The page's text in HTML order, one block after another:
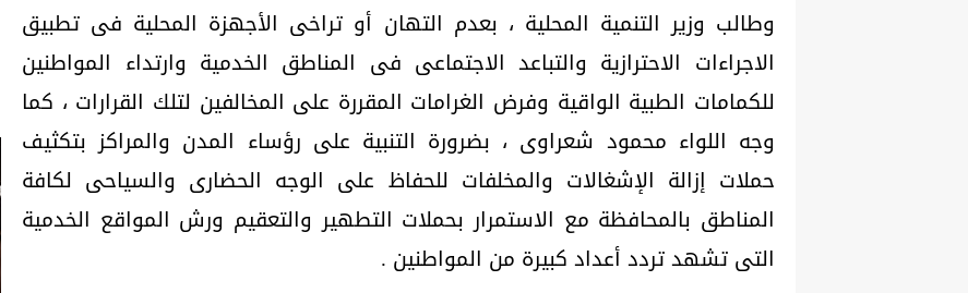
وطالب وزير التنمية المحلية ، بعدم التهان أو تراخى الأجهزة المحلية فى تطبيق
الاجراءات الاحترازية والتباعد الاجتماعى فى المناطق الخدمية وارتداء المواطنين
للكمامات الطبية الواقية وفرض الغرامات المقررة على المخالفين لتلك القرارات ، كما
وجه اللواء محمود شعراوى ، بضرورة التنبية على رؤساء المدن والمراكز بتكثيف
حملات إزالة الإشغالات والمخلفات للحفاظ على الوجه الحضارى والسياحى لكافة
المناطق بالمحافظة مع الاستمرار بحملات التطهير والتعقيم ورش المواقع الخدمية
التى تشهد تردد أعداد كبيرة من المواطنين .